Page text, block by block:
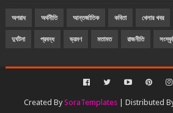
অপরাধ অর্থনীতি আন্তর্জাতিক কবিতা খেলার খবর
দুর্ঘটনা প্রবন্ধ ভ্রমণ মতামত রাজনীতি
Created BySoraTemplates | Distributed